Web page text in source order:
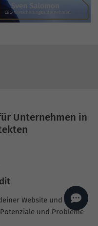
Unternehmen in
Website und zeigen
und Probleme